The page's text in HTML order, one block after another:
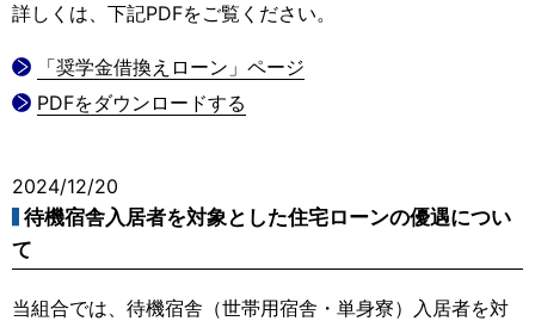
詳しくは、下記PDFをご覧ください。
「奨学金借換えローン」ページ
PDFをダウンロードする
2024/12/20
待機宿舎入居者を対象とした住宅ローンの優遇につい
て
当組合では、待機宿舎（世帯用宿舎・単身寮）入居者を対